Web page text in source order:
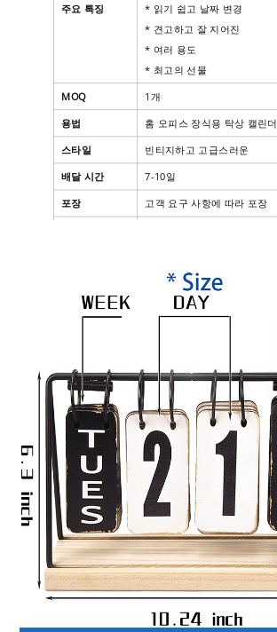
주요 특징
* 읽기 쉽고 날짜 변경
* 견고하고 잘 지어진
* 여러 용도
* 최고의 선물
MOQ
1개
용법
홈 오피스 장식용 탁상 캘린더
스타일
빈티지하고 고급스러운
배달 시간
7-10일
포장
고객 요구 사항에 따라 포장